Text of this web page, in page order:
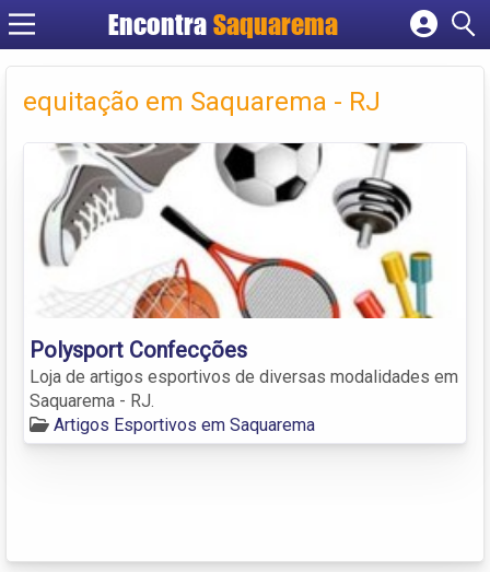
Encontra Saquarema
Cadastrar empresa
Criar conta
equitação em Saquarema - RJ
Polysport Confecções
Loja de artigos esportivos de diversas modalidades em
Saquarema - RJ.
Artigos Esportivos em Saquarema